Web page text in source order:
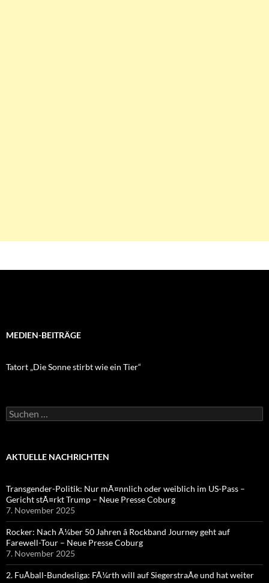
MEDIEN-BEITRÄGE
Tatort „Die Sonne stirbt wie ein Tier“
Suchen
nach:
AKTUELLE NACHRICHTEN
Transgender-Politik: Nur mÃ¤nnlich oder weiblich im US-Pass –
Gericht stÃ¤rkt Trump – Neue Presse Coburg
7. November 2025
Rocker: Nach Ã¼ber 50 Jahren â Rockband Journey geht auf
Farewell-Tour – Neue Presse Coburg
7. November 2025
2. FuÃball-Bundesliga: FÃ¼rth will auf SiegerstraÃe und hat weiter